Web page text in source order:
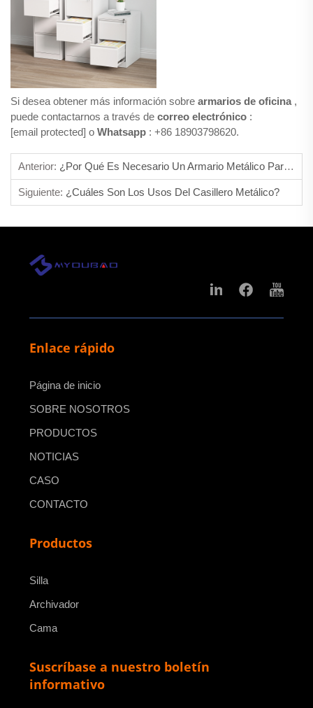
Si desea obtener más información sobre armarios de oficina ,
puede contactarnos a través de correo electrónico :
[email protected] o Whatsapp : +86 18903798620.
Anterior: ¿Por Qué Es Necesario Un Armario Metálico Para Archivos En Las Oficinas?
Siguiente: ¿Cuáles Son Los Usos Del Casillero Metálico?
Enlace rápido
Página de inicio
SOBRE NOSOTROS
PRODUCTOS
NOTICIAS
CASO
CONTACTO
Productos
Silla
Archivador
Cama
Suscríbase a nuestro boletín
informativo